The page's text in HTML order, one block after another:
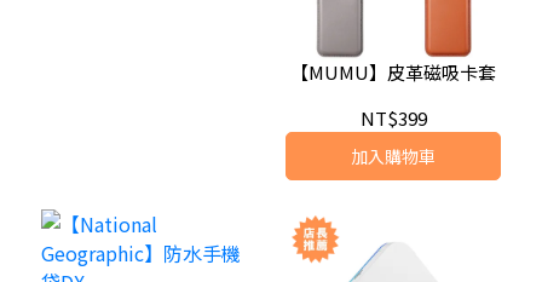
【MUMU】皮革磁吸卡套
NT$399
加入購物車